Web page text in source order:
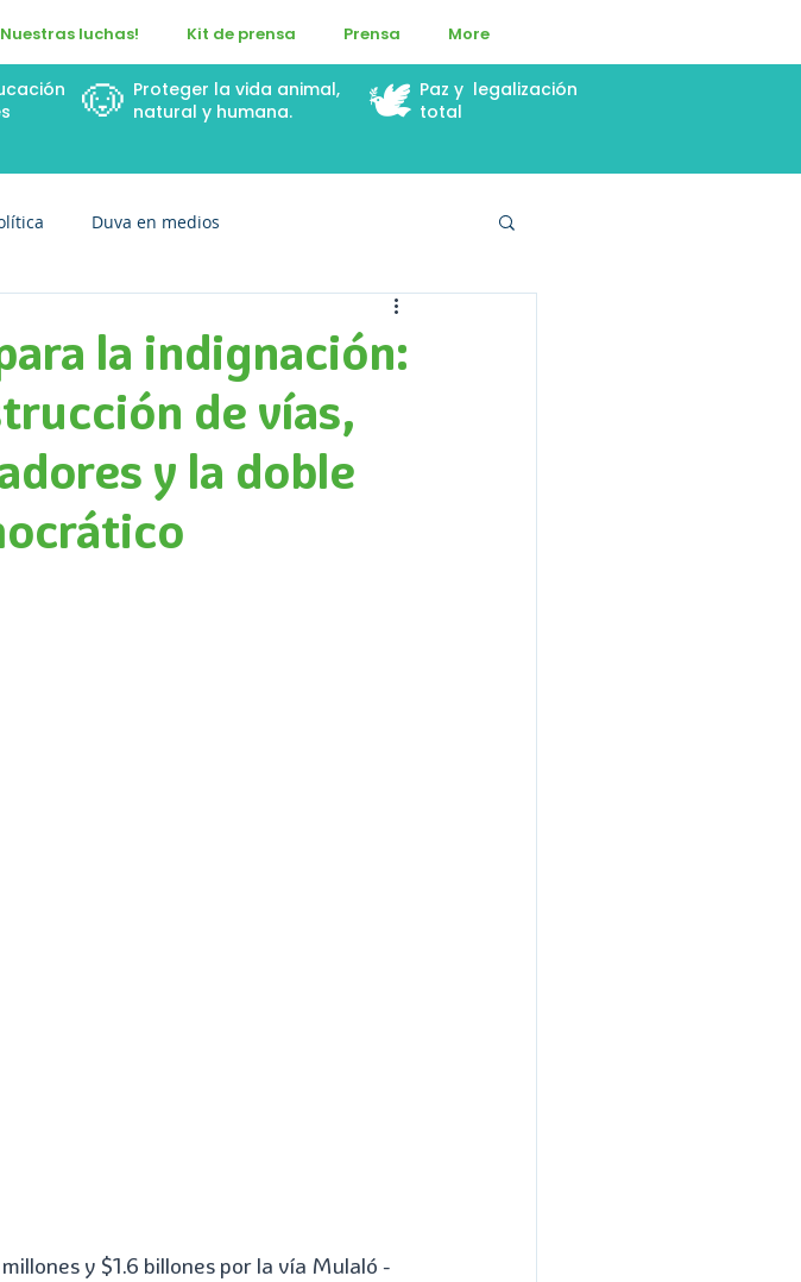
luchas! Kit de prensa Prensa More
🐶 Proteger la vida animal,
natural y humana.
🕊️ Paz y legalización
total
Duva en medios
la indignación:
de vías,
y la doble
y $1.6 billones por la vía Mulaló -